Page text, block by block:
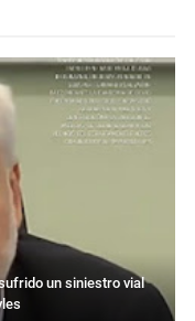
un siniestro vial